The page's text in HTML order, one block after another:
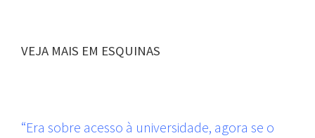
VEJA MAIS EM ESQUINAS
“Era sobre acesso à universidade, agora se o